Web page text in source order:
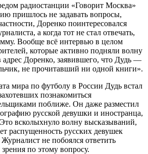
радиостанции «Говорит Москва»
пришлось не задавать вопросы,
Доренко поинтересовался
а когда тот не стал отвечать,
Вообще всё интервью в целом
которые активно подняли волну
адрес Доренко, заявившего, что Дудь —
не прочитавший ни одной книги».
мира по футболу в России Дудь встал
познакомиться
поближе. Он даже разместил
русской девушки и иностранца,
всколыхнуло волну высказываний,
распущенность русских девушек
не побоялся ответить
по этому вопросу.